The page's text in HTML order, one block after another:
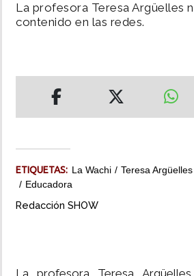
NACIONAL
MUNDO
INSÓLITAS
La profesora Teresa Argüelles
contenido en las redes.
ETIQUETAS: La Wachi Teresa Argüelles
Educadora
Redacción SHOW
La profesora Teresa